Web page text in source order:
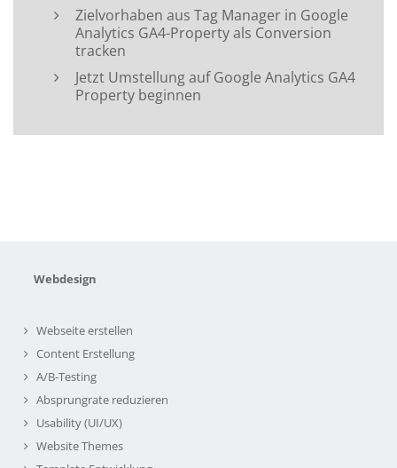
Zielvorhaben aus Tag Manager in Google
Analytics GA4-Property als Conversion
tracken
Jetzt Umstellung auf Google Analytics GA4
Property beginnen
Webdesign
Webseite erstellen
Content Erstellung
A/B-Testing
Absprungrate reduzieren
Usability (UI/UX)
Website Themes